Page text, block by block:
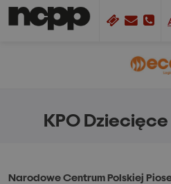
KPO
Narodowe Centrum Polskiej